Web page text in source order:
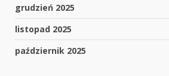
grudzień 2025
listopad 2025
październik 2025